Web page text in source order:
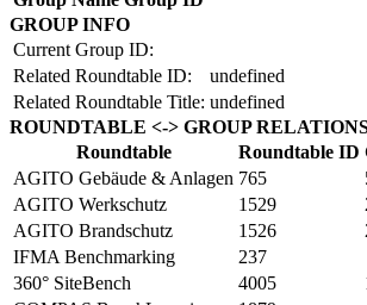
GROUP INFO
Current Group ID:
Related Roundtable ID:
undefined
Related Roundtable Title: undefined
ROUNDTABLE <-> GROUP
Roundtable
Roundtable ID
AGITO Gebäude & Anlagen 765
AGITO Werkschutz
1529
AGITO Brandschutz
1526
IFMA Benchmarking
237
360° SiteBench
4005